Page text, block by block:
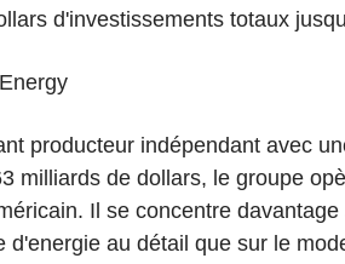
d'investissements totaux
producteur indépendant avec
milliards de dollars, le groupe
Il se concentre
d'energie au détail que sur le